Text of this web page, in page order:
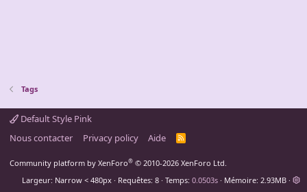
Tags
Default Style Pink
Nous contacter
Privacy policy Aide
R
Community platform by XenForo® © 2010-2026 XenForo Ltd.
Largeur
Requêtes 8 Temps 0.0503s Mémoire 2.93MB